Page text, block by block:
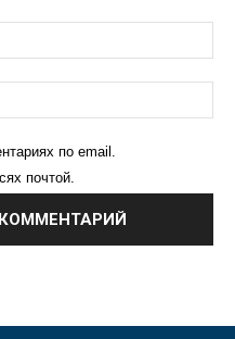
по email.
почтой.